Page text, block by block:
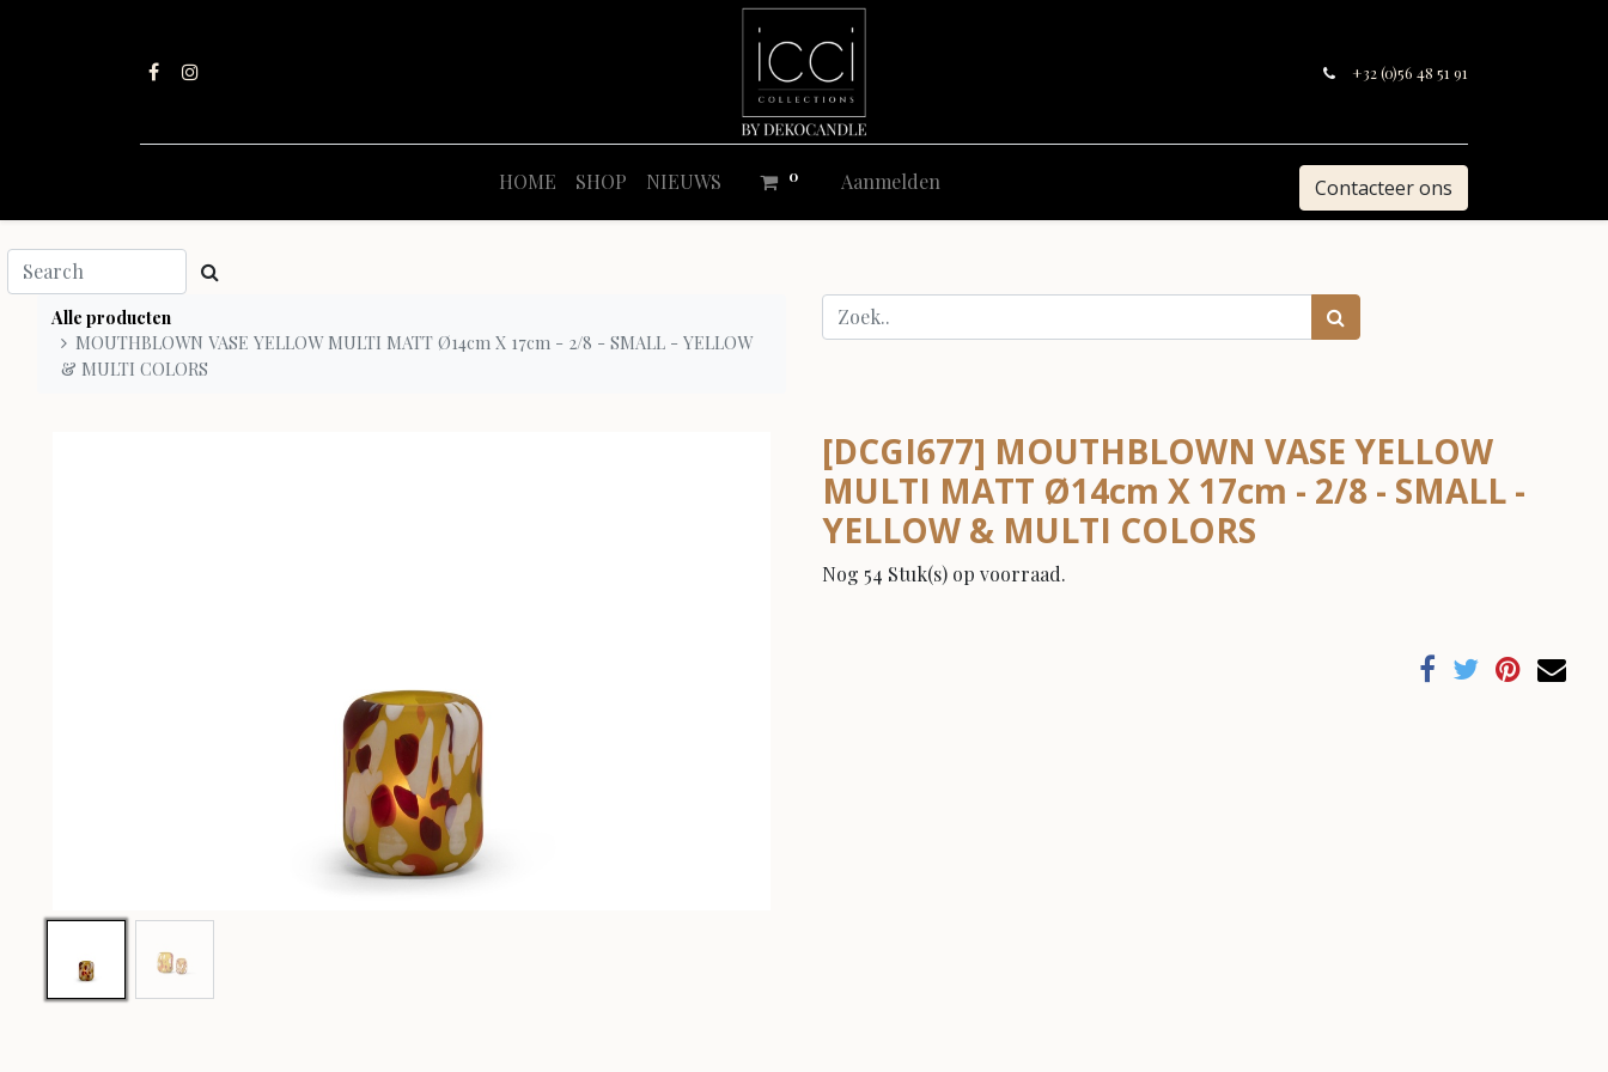
+32 (0)56 48 51 91
HOME SHOP NIEUWS 0 Aanmelden Contacteer ons
Alle producten
MOUTHBLOWN VASE YELLOW MULTI MATT Ø14cm X 17cm - 2/8 - SMALL - YELLOW
& MULTI COLORS
[DCGI677] MOUTHBLOWN VASE YELLOW
MULTI MATT Ø14cm X 17cm - 2/8 - SMALL -
YELLOW & MULTI COLORS
Nog 54 Stuk(s) op voorraad.